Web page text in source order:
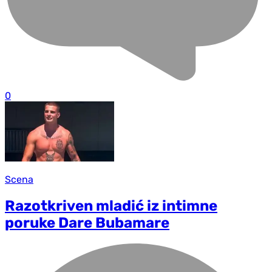
0
Scena
Razotkriven mladić iz intimne
poruke Dare Bubamare